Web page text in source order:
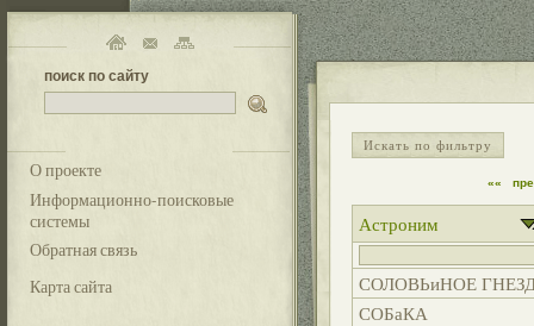
поиск по сайту
О проекте
Информационно-поисковые
системы
Обратная связь
Карта сайта
Искать по фильтру
««
Астроним
СОЛОВЬиНОЕ
СОБаКА